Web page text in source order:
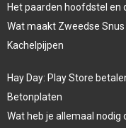
Het paarden hoofdstel en
Wat maakt Zweedse Snus
Kachelpijpen
Hay Day: Play Store
Betonplaten
Wat heb je allemaal